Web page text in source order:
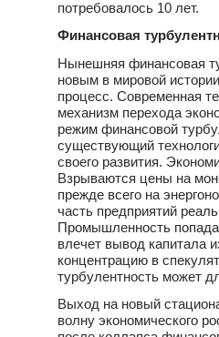
потребовалось 10 лет.
Финансовая
Нынешняя финансовая
новым в мировой
процесс. Современная
механизм перехода
режим финансовой
существующий
своего развития.
Взрываются цены на
прежде всего на
часть предприятий
Промышленность
влечет вывод капитала
концентрацию в
турбулентность может
Выход на новый
волну экономического